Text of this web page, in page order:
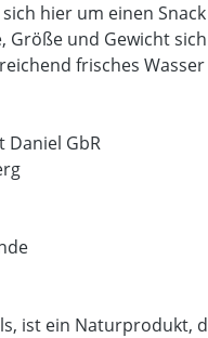
sich hier um einen
Größe und Gewicht
frisches
Daniel GbR
ist ein Naturprodukt,